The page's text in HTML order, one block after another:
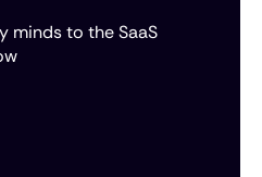
minds to the SaaS